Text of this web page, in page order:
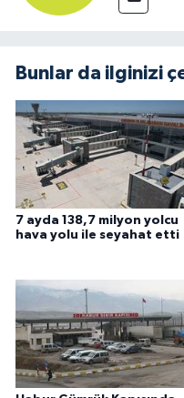
Bunlar da ilginizi
7 ayda 138,7 milyon yolcu
hava yolu ile seyahat etti